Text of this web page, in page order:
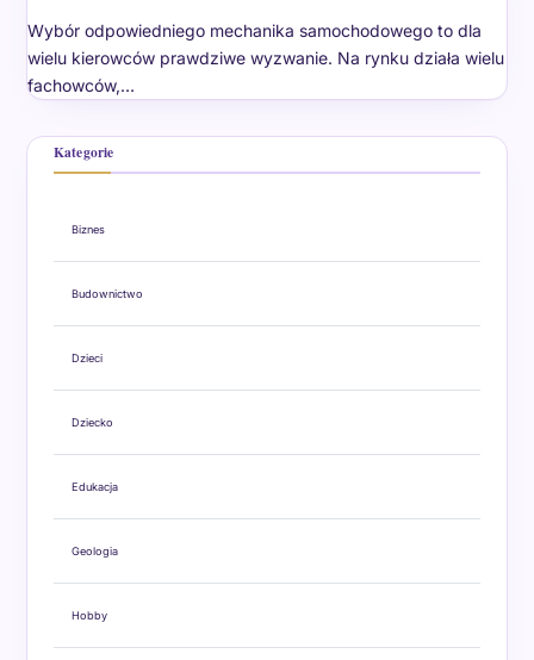
Wybór odpowiedniego mechanika samochodowego to dla
wielu kierowców prawdziwe wyzwanie. Na rynku działa wielu
fachowców,…
Kategorie
Biznes
Budownictwo
Dzieci
Dziecko
Edukacja
Geologia
Hobby